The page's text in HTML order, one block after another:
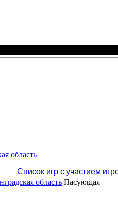
область
Список игр с участием
область Пасующая